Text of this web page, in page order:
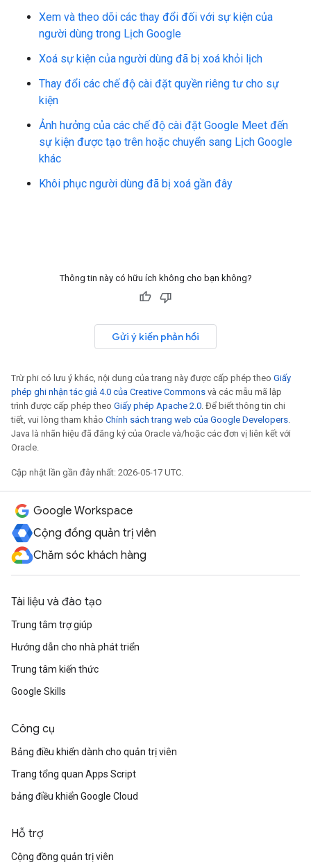
Xem và theo dõi các thay đổi đối với sự kiện của
người dùng trong Lịch Google
Xoá sự kiện của người dùng đã bị xoá khỏi lịch
Thay đổi các chế độ cài đặt quyền riêng tư cho sự
kiện
Ảnh hưởng của các chế độ cài đặt Google Meet đến
sự kiện được tạo trên hoặc chuyển sang Lịch Google
khác
Khôi phục người dùng đã bị xoá gần đây
Thông tin này có hữu ích không cho bạn không?
Gửi ý kiến phản hồi
Trừ phi có lưu ý khác, nội dung của trang này được cấp phép theo Giấy
phép ghi nhận tác giả 4.0 của Creative Commons và các mẫu mã lập
trình được cấp phép theo Giấy phép Apache 2.0. Để biết thông tin chi
tiết, vui lòng tham khảo Chính sách trang web của Google Developers.
Java là nhãn hiệu đã đăng ký của Oracle và/hoặc các đơn vị liên kết với
Oracle.
Cập nhật lần gần đây nhất: 2026-05-17 UTC.
Google Workspace
Cộng đồng quản trị viên
Chăm sóc khách hàng
Tài liệu và đào tạo
Trung tâm trợ giúp
Hướng dẫn cho nhà phát triển
Trung tâm kiến thức
Google Skills
Công cụ
Bảng điều khiển dành cho quản trị viên
Trang tổng quan Apps Script
bảng điều khiển Google Cloud
Hỗ trợ
Cộng đồng quản trị viên